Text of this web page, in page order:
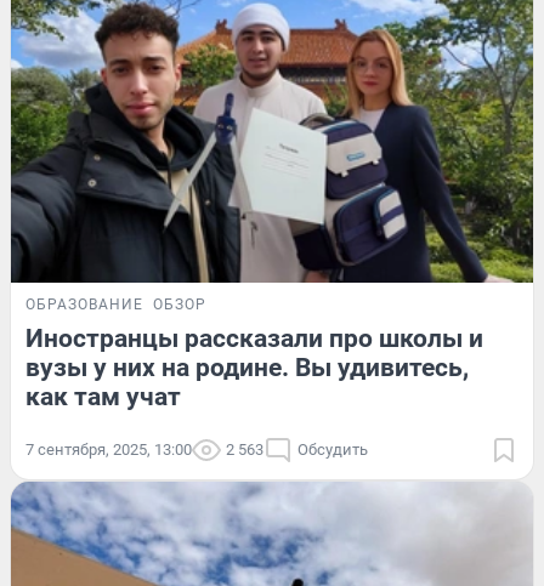
ОБРАЗОВАНИЕ ОБЗОР
Иностранцы рассказали про школы и
вузы у них на родине. Вы удивитесь,
как там учат
7 сентября, 2025, 13:00 2 563 Обсудить